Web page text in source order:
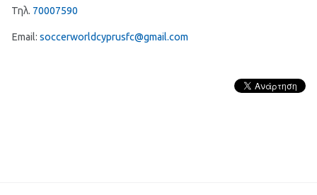
Τηλ. 70007590
Email: soccerworldcyprusfc@gmail.com